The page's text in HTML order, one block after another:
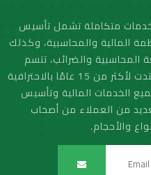
متكاملة تشمل تأسيس
المالية والمحاسبية، وكذلك
المحاسبية والضرائب، تتسم
خبرة الشركة التي امتدت لأكثر من 15 عامًا بالاحترافية
الخدمات المالية وتأسيس
من العملاء من أصحاب
والأحجام.